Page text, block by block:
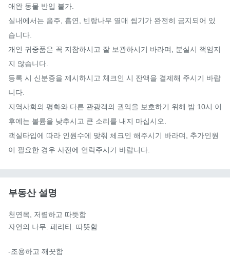
애완 동물 반입 불가.
실내에서는 음주, 흡연, 빈랑나무 열매 씹기가 완전히 금지되어 있
습니다.
개인 귀중품은 꼭 지참하시고 잘 보관하시기 바라며, 분실시 책임지
지 않습니다.
등록 시 신분증을 제시하시고 체크인 시 잔액을 결제해 주시기 바랍
니다.
지역사회의 평화와 다른 관광객의 권익을 보호하기 위해 밤 10시 이
후에는 볼륨을 낮추시고 큰 소리를 내지 마십시오.
객실타입에 따라 인원수에 맞춰 체크인 해주시기 바라며, 추가인원
이 필요한 경우 사전에 연락주시기 바랍니다.
부동산 설명
천연목, 저렴하고 따뜻함
자연의 나무. 패리티. 따뜻함
-조용하고 깨끗함